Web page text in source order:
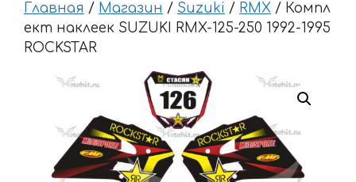
Главная / Магазин / Suzuki / RMX / Компл
ект наклеек SUZUKI RMX-125-250 1992-1995
ROCKSTAR